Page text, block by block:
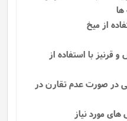
قرنیز با استفاده از
در صورت عدم تقارن در